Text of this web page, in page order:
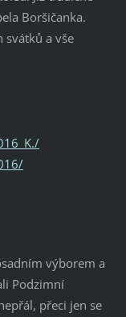
Boršičanka.
svátků a vše
výborem a
Podzimní
přeci jen se